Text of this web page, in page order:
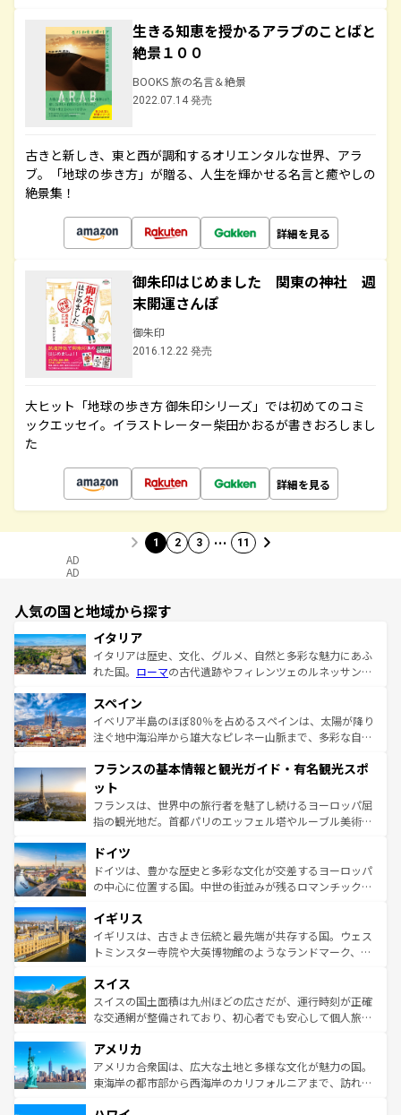
生きる知恵を授かるアラブのことばと
絶景１００
BOOKS 旅の名言＆絶景
2022.07.14 発売
古きと新しき、東と西が調和するオリエンタルな世界、アラ
ブ。「地球の歩き方」が贈る、人生を輝かせる名言と癒やしの
絶景集！
詳細を見る
御朱印はじめました 関東の神社 週
末開運さんぽ
御朱印
2016.12.22 発売
大ヒット「地球の歩き方 御朱印シリーズ」では初めてのコミ
ックエッセイ。イラストレーター柴田かおるが書きおろしまし
た
詳細を見る
1 2 3 … 11
AD
AD
人気の国と地域から探す
イタリア
イタリアは歴史、文化、グルメ、自然と多彩な魅力にあふ
れた国。 ローマの古代遺跡やフィレンツェのルネッサンス
ろん、トスカーナの美しい田園風景やアマルフィ海岸の絶
景など、自然景観も見逃せない。観光の合間には、本場の
ピザやパスタなど、絶品のイタリア料理を堪能することも
ませてくれるイタリアで、忘れられない旅をしてみよう！
なお、新着のイタリア情報は
しい。
スペイン
イベリア半島のほぼ80％を占めるスペインは、太陽が降り
注ぐ地中海沿岸から雄大なピレネー山脈まで、多彩な自然
文化が根付くこの国では、情熱的なフラメンコ、熱気あふ
れる闘牛、そして美味しいタパスが生活の一部となってい
る。首都マドリードの洗練された雰囲気や、バルセロナの
アートに溢れた街角から、地方では古代ローマ遺跡や中世
せる。地方によって風土や気候が異なるスペインはその個
性で訪れる人を魅了する。 なお、新着のスペイン情報は コ
ンテンツ一覧を参照してほしい。
フランスの基本情報と観光ガイド・有名観光スポ
ット
フランスは、世界中の旅行者を魅了し続けるヨーロッパ屈
指の観光地だ。首都パリのエッフェル塔やルーブル美術館
で、幅広い魅力が詰まっている。華麗な宮殿、歴史的な大
聖堂、美しいビーチ、そして豊かな自然が、訪れる者を心
から魅了する。また、フランスは美食の国としても知ら
いる。シャンパンの発祥地であるランス、プロヴァンスの
香り高いラベンダー畑など、多彩な楽しみ方が可能だ。さ
らに、パリ以外の地域にも魅力が溢れており、どの街角に
れる地方に足を運ぶとそれぞれで全く異なる文化を体験で
きるだろう。 なお、新着のフランス情報はコンテンツ一覧
を参照してほしい。
ドイツ
ドイツは、豊かな歴史と多彩な文化が交差するヨーロッパ
の中心に位置する国。中世の街並みが残るロマンチック街
顔を持つこの国は、どこを歩いても飽きることがない。ベ
ルリンの文化的活気、バイエルン州のアルプスの絶景、そ
してライン川沿いのワイン畑といった風景は必見。ビール
は、お酒好きな人にはぜひ体験してほしい。 なお、新着の
ドイツ情報はコンテンツ一覧を参照してほしい。
イギリス
イギリスは、古きよき伝統と最先端が共存する国。ウェス
トミンスター寺院や大英博物館のようなランドマーク、歴
リアごとに異なる魅力がある。また、優雅なアフタヌーン
ティー、ビール好きにはたまらない英国パブ、サッカー観
戦など、本場だからこそできる体験も豊富。イギリスを旅
ンツ一覧を参照してほしい。
スイス
スイスの国土面積は九州ほどの広さだが、運行時刻が正確
な交通網が整備されており、初心者でも安心して個人旅行
の建物がそのまま残る町や、スイスならではのユニークな
博物館もあり、アルプス観光だけでなく町歩きも満喫する
ことができる。国民の所得が高いため物価も高いが、旅行
アメリカ
アメリカ合衆国は、広大な土地と多様な文化が魅力の国。
東海岸の都市部から西海岸のカリフォルニアまで、訪れる